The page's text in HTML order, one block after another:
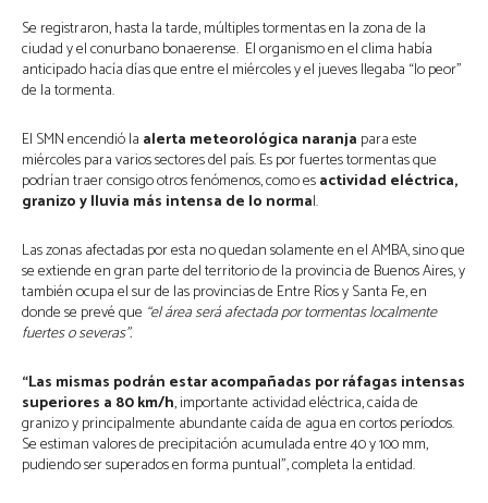
Se registraron, hasta la tarde, múltiples tormentas en la zona de la
ciudad y el conurbano bonaerense. El organismo en el clima había
anticipado hacía días que entre el miércoles y el jueves llegaba “lo peor”
de la tormenta.
El SMN encendió la alerta meteorológica naranja para este
miércoles para varios sectores del país. Es por fuertes tormentas que
podrían traer consigo otros fenómenos, como esactividad eléctrica,
granizo y lluvia más intensa de lo normal.
Las zonas afectadas por esta no quedan solamente en el AMBA, sino que
se extiende en gran parte del territorio de la provincia de Buenos Aires, y
también ocupa el sur de las provincias de Entre Ríos y Santa Fe, en
donde se prevé que “el área será afectada por tormentas localmente
fuertes o severas”.
“Las mismas podrán estar acompañadas por ráfagas intensas
superiores a 80 km/h, importante actividad eléctrica, caída de
granizo y principalmente abundante caída de agua en cortos períodos.
Se estiman valores de precipitación acumulada entre 40 y 100 mm,
pudiendo ser superados en forma puntual”, completa la entidad.